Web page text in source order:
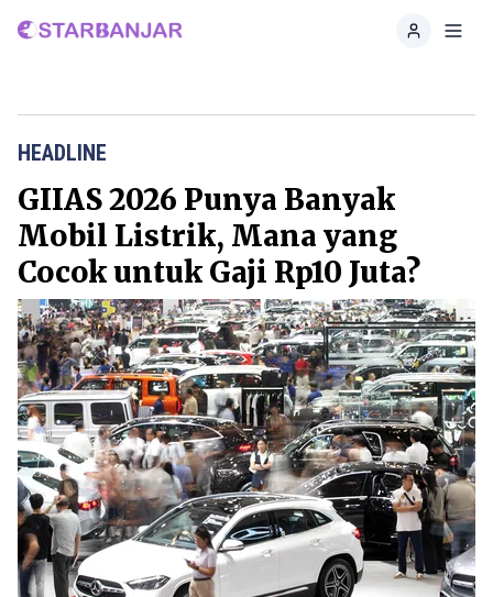
Home
HEADLINE
GIIAS 2026 Punya Banyak
Mobil Listrik, Mana yang
Cocok untuk Gaji Rp10 Juta?